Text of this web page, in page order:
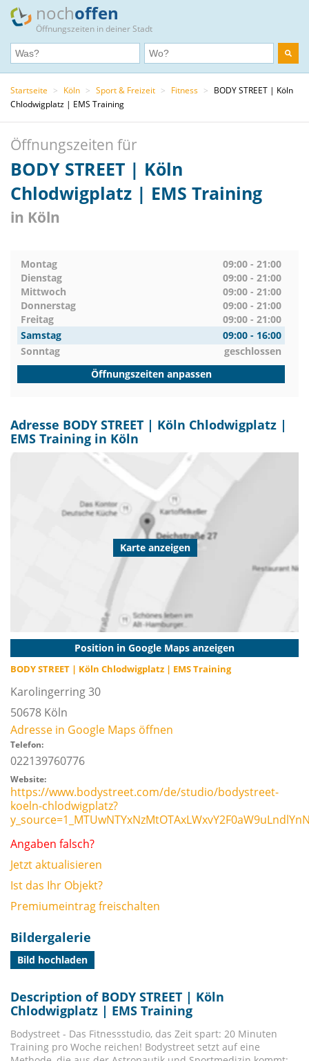
nochoffen
Öffnungszeiten in deiner Stadt
Startseite > Köln > Sport & Freizeit > Fitness > BODY STREET | Köln
Chlodwigplatz | EMS Training
Öffnungszeiten für
BODY STREET | Köln
Chlodwigplatz | EMS Training
in Köln
Montag
09:00 - 21:00
Dienstag
09:00 - 21:00
Mittwoch
09:00 - 21:00
Donnerstag
09:00 - 21:00
Freitag
09:00 - 21:00
Samstag
09:00 - 16:00
Sonntag
geschlossen
Öffnungszeiten anpassen
Adresse BODY STREET | Köln Chlodwigplatz |
EMS Training in Köln
Karte anzeigen
Position in Google Maps anzeigen
BODY STREET | Köln Chlodwigplatz | EMS Training
Karolingerring 30
50678 Köln
Adresse in Google Maps öffnen
Telefon:
022139760776
Website:
https://www.bodystreet.com/de/studio/bodystreet-
koeln-chlodwigplatz?
Angaben falsch?
Jetzt aktualisieren
Ist das Ihr Objekt?
Premiumeintrag freischalten
Bildergalerie
Bild hochladen
Description of BODY STREET | Köln
Chlodwigplatz | EMS Training
Bodystreet - Das Fitnessstudio, das Zeit spart: 20 Minuten
Training pro Woche reichen! Bodystreet setzt auf eine